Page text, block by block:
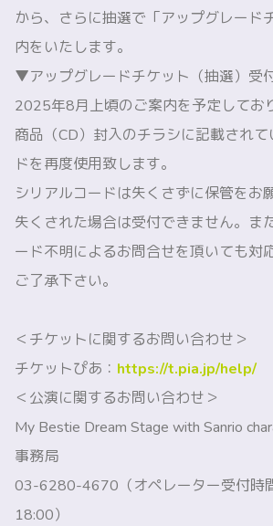
から、さらに抽選で「アップグレード
内をいたします。
▼アップグレードチケット（抽選）受
2025年8月上頃のご案内を予定してお
商品（CD）封入のチラシに記載され
ドを再度使用致します。
シリアルコードは失くさずに保管をお
失くされた場合は受付できません。ま
ード不明によるお問合せを頂いても対
ご了承下さい。
＜チケットに関するお問い合わせ＞
チケットぴあ： https://t.pia.jp/help/
＜公演に関するお問い合わせ＞
My Bestie Dream Stage with Sanrio
事務局
03-6280-4670（オペレーター受付時
18:00）